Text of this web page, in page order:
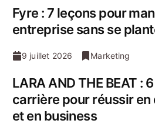
Fyre : 7 leçons pour
entreprise sans se
9 juillet 2026 Marketing
LARA AND THE BEAT :
carrière pour réussir
et en business